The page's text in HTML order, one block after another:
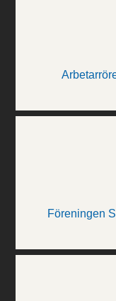
Föreningen